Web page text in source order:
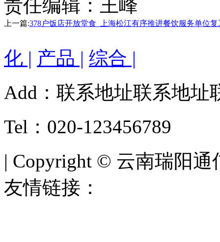
责任编辑：王峰
上一篇:378户饭店开放堂食 上海松江有序推进餐饮服务单位复
化 | 产品 | 综合 |
Add：联系地址联系地址
Tel：020-123456789
| Copyright © 云南瑞阳通
友情链接：